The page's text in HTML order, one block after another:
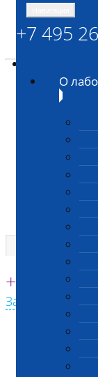
Единая круглосуточная
+7 495
Заказать
+7 495
О
Главная
Анализы и цены
ГЕНЕТИКА
Тест на